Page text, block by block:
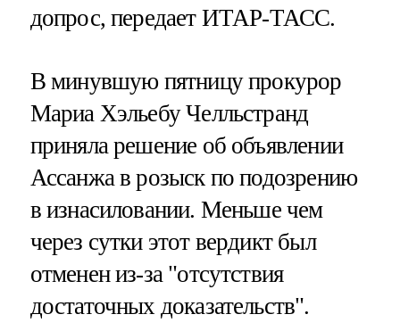
допрос, передает ИТАР-ТАСС.
В минувшую пятницу прокурор
Мариа Хэльебу Челльстранд
приняла решение об объявлении
Ассанжа в розыск по подозрению
в изнасиловании. Меньше чем
через сутки этот вердикт был
отменен из-за "отсутствия
достаточных доказательств".